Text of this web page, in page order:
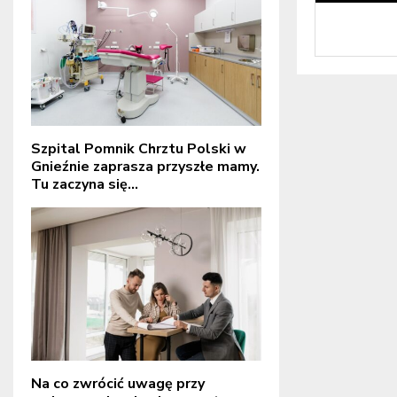
Szpital Pomnik Chrztu Polski w
Gnieźnie zaprasza przyszłe mamy.
Tu zaczyna się...
Na co zwrócić uwagę przy